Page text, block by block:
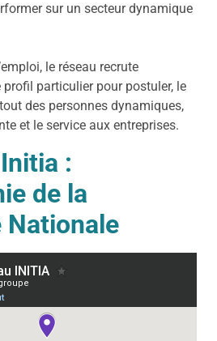
sur un secteur dynamique
le réseau recrute
profil particulier pour postuler, le
des personnes dynamiques,
et le service aux entreprises.
:
de la